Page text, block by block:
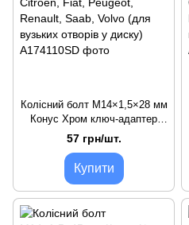
Колісний болт M14×1,5×28 мм
Конус Хром ключ-адаптер
AK192106SD для Alfa Romeo,
BMW, Citroen, Fiat, Peugeot,
Renault, Saab, Volvo (для
вузьких отворів у диску)
57 грн/шт.
Купити